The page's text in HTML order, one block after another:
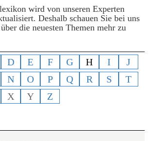
wird von unseren Experten
Deshalb schauen Sie bei uns
die neuesten Themen mehr zu
D E F G H I
J
N O P Q R S
T
X Y Z